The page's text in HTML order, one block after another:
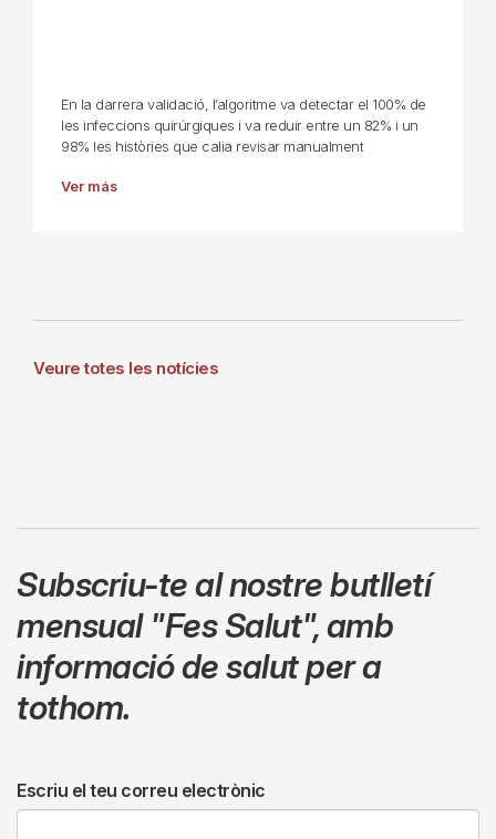
En la darrera validació, l’algoritme va detectar el 100% de
les infeccions quirúrgiques i va reduir entre un 82% i un
98% les històries que calia revisar manualment
Ver más
Veure totes les notícies
Subscriu-te al nostre butlletí
mensual "Fes Salut",amb
informació de salut per a
tothom.
Escriu el teu correu electrònic